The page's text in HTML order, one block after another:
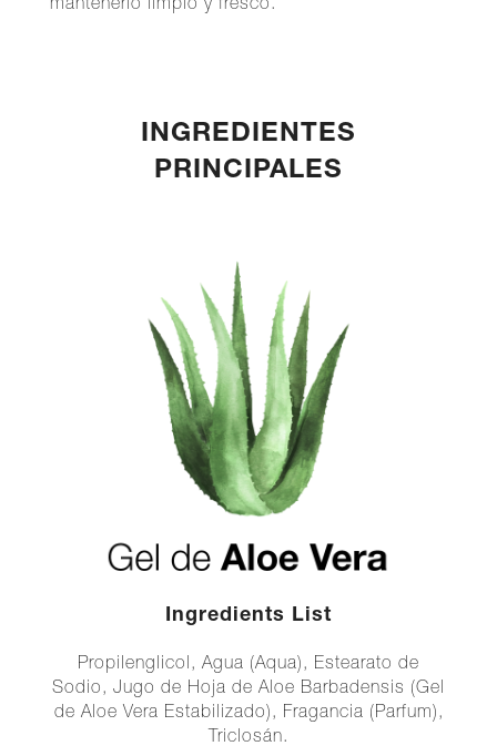
mantenerlo limpio y fresco.
INGREDIENTES
PRINCIPALES
Ingredients List
Propilenglicol, Agua (Aqua), Estearato de
Sodio, Jugo de Hoja de Aloe Barbadensis (Gel
de Aloe Vera Estabilizado), Fragancia (Parfum),
Triclosán.